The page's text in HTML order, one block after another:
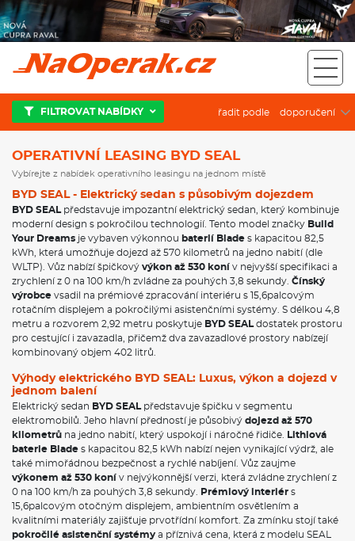
Operativní leasing BYD SEAL
FILTROVAT NABÍDKY řadit podle
OPERATIVNÍ LEASING BYD SEAL
Vybírejte z nabídek operativního leasingu na jednom místě
BYD SEAL - Elektrický sedan s působivým dojezdem
BYD SEALpředstavuje impozantní elektrický sedan, který kombinuje
moderní design s pokročilou technologií. Tento model značky Build
Your Dreams je vybaven výkonnou baterií Blade s kapacitou 82,5
kWh, která umožňuje dojezd až 570 kilometrů na jedno nabití (dle
WLTP). Vůz nabízí špičkový výkon až 530 koní v nejvyšší specifikaci a
zrychlení z 0 na 100 km/h zvládne za pouhých 3,8 sekundy. Čínský
výrobce vsadil na prémiové zpracování interiéru s 15,6palcovým
rotačním displejem a pokročilými asistenčními systémy. S délkou 4,8
metru a rozvorem 2,92 metru poskytuje BYD SEALdostatek prostoru
pro cestující i zavazadla, přičemž dva zavazadlové prostory nabízejí
kombinovaný objem 402 litrů.
Výhody elektrického BYD SEAL: Luxus, výkon a dojezd v
jednom balení
Elektrický sedan BYD SEALpředstavuje špičku v segmentu
elektromobilů. Jeho hlavní předností je působivý dojezd až 570
kilometrů na jedno nabití, který uspokojí i náročné řidiče.
Lithiová
baterie Blade s kapacitou 82,5 kWh nabízí nejen vynikající výdrž, ale
také mimořádnou bezpečnost a rychlé nabíjení. Vůz zaujme
výkonem až 530 koní v nejvýkonnější verzi, která zvládne zrychlení z
0 na 100 km/h za pouhých 3,8 sekundy.
Prémiový interiér s
15,6palcovým otočným displejem, ambientním osvětlením a
kvalitními materiály zajišťuje prvotřídní komfort. Za zmínku stojí také
pokročilé asistenční systémy a příznivá cena, která z modelu SEAL